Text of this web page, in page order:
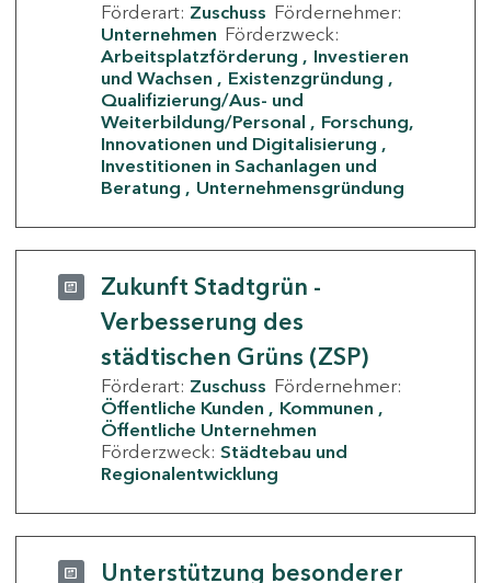
Förderart: Zuschuss Fördernehmer:
Unternehmen Förderzweck:
Arbeitsplatzförderung
Investieren
und Wachsen
Existenzgründung
Qualifizierung/Aus- und
Weiterbildung/Personal
Forschung,
Innovationen und Digitalisierung
Investitionen in Sachanlagen und
Beratung
Unternehmensgründung
Zukunft Stadtgrün -
Verbesserung des
städtischen Grüns (ZSP)
Förderart: Zuschuss Fördernehmer:
Öffentliche Kunden
Kommunen
Öffentliche Unternehmen
Förderzweck: Städtebau und
Regionalentwicklung
Unterstützung besonderer